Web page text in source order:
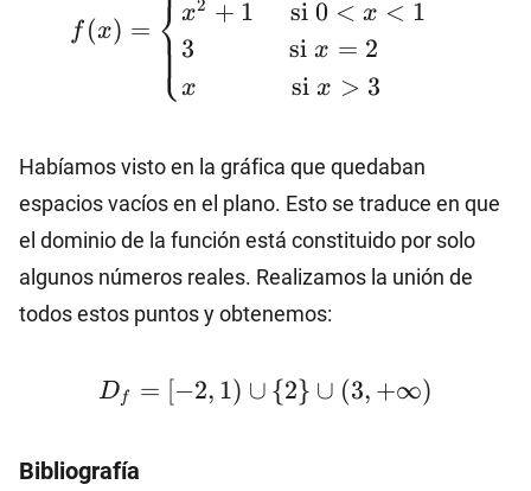
\text{si} \ -2≤x≤0
\\x^2+1
\hspace{5mm}
\hspace{13mm}
\text{si} \ x=2
\\x
\hspace{13mm}
\text{si} \ x>3
\end{cases}
f (x) =
⎩
⎨ x2 + 1 si 0 < x < 1
3
si x = 2
x si x > 3
Habíamos visto en la gráfica que quedaban
espacios vacíos en el plano. Esto se traduce en que
el dominio de la función está constituido por solo
algunos números reales. Realizamos la unión de
todos estos puntos y obtenemos:
D_f=
[-2,1)
\
D f = [−2, 1) ∪ {2} ∪ (3, +∞)
Bibliografía